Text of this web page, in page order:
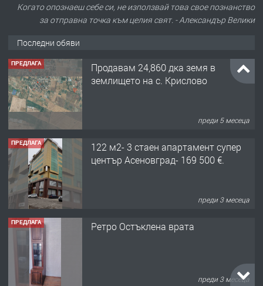
Когато опознаеш себе си, не използвай това свое познанство
за отправна точка към целия свят. - Александър Велики
Последни обяви
ПРЕДЛАГА
Продавам 24,860 дка земя в
землището на с. Крислово
преди 5 месеца
ПРЕДЛАГА
122 м2- 3 стаен апартамент супер
център Асеновград- 169 500 €.
преди 3 месеца
ПРЕДЛАГА Ретро Остъклена врата
преди 3 месеца